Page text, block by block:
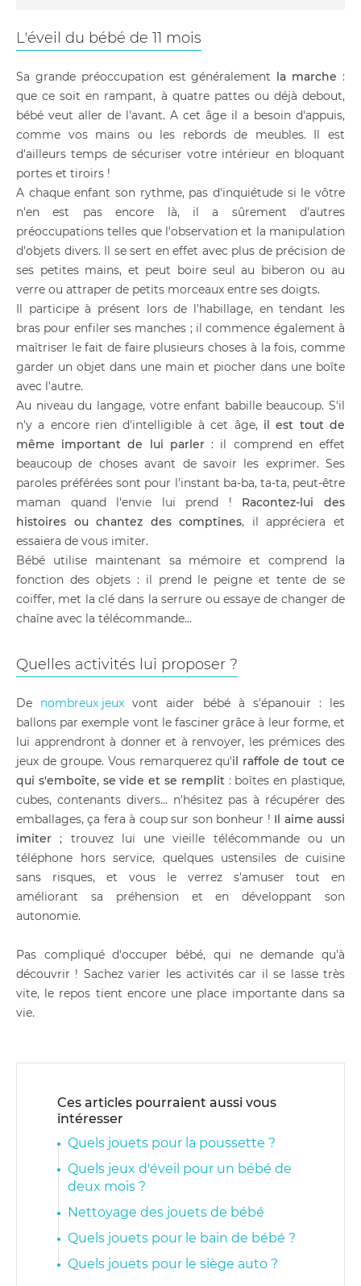
L'éveil du bébé de 11 mois
Sa grande préoccupation est généralement la marche :
que ce soit en rampant, à quatre pattes ou déjà debout,
bébé veut aller de l'avant. A cet âge il a besoin d'appuis,
comme vos mains ou les rebords de meubles. Il est
d'ailleurs temps de sécuriser votre intérieur en bloquant
portes et tiroirs !
A chaque enfant son rythme, pas d'inquiétude si le vôtre
n'en est pas encore là, il a sûrement d'autres
préoccupations telles que l'observation et la manipulation
d'objets divers. Il se sert en effet avec plus de précision de
ses petites mains, et peut boire seul au biberon ou au
verre ou attraper de petits morceaux entre ses doigts.
Il participe à présent lors de l'habillage, en tendant les
bras pour enfiler ses manches ; il commence également à
maîtriser le fait de faire plusieurs choses à la fois, comme
garder un objet dans une main et piocher dans une boîte
avec l'autre.
Au niveau du langage, votre enfant babille beaucoup. S'il
n'y a encore rien d'intelligible à cet âge, il est tout de
même important de lui parler: il comprend en effet
beaucoup de choses avant de savoir les exprimer. Ses
paroles préférées sont pour l'instant ba-ba, ta-ta, peut-être
maman quand l'envie lui prend ! Racontez-lui des
histoires ou chantez des comptines, il appréciera et
essaiera de vous imiter.
Bébé utilise maintenant sa mémoire et comprend la
fonction des objets : il prend le peigne et tente de se
coiffer, met la clé dans la serrure ou essaye de changer de
chaîne avec la télécommande...
Quelles activités lui proposer ?
De nombreux jeux vont aider bébé à s'épanouir : les
ballons par exemple vont le fasciner grâce à leur forme, et
lui apprendront à donner et à renvoyer, les prémices des
jeux de groupe. Vous remarquerez qu'il raffole de tout ce
qui s'emboîte, se vide et se remplit: boîtes en plastique,
cubes, contenants divers... n'hésitez pas à récupérer des
emballages, ça fera à coup sur son bonheur ! Il aime aussi
imiter ; trouvez lui une vieille télécommande ou un
téléphone hors service, quelques ustensiles de cuisine
sans risques, et vous le verrez s'amuser tout en
améliorant sa préhension et en développant son
autonomie.
Pas compliqué d'occuper bébé, qui ne demande qu'à
découvrir ! Sachez varier les activités car il se lasse très
vite, le repos tient encore une place importante dans sa
vie.
Ces articles pourraient aussi vous
intéresser
Quels jouets pour la poussette ?
Quels jeux d'éveil pour un bébé de
deux mois ?
Nettoyage des jouets de bébé
Quels jouets pour le bain de bébé ?
Quels jouets pour le siège auto ?